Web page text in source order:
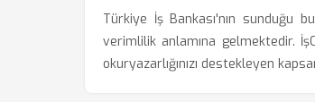
Türkiye İş Bankası'nın sunduğu
verimlilik anlamına gelmektedir.
okuryazarlığınızı destekleyen